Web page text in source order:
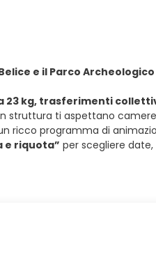
e il Parco
23 kg, trasferimenti
struttura ti aspettano
ricco programma di
e riquota” per scegliere